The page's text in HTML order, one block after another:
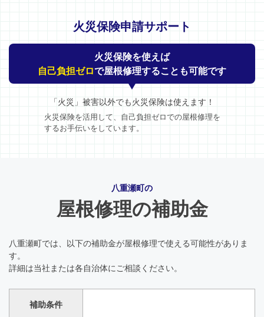
火災保険申請サポート
火災保険を使えば
自己負担ゼロで屋根修理することも可能です
「火災」被害以外でも火災保険は使えます！
火災保険を活用して、自己負担ゼロでの屋根修理を
するお手伝いをしています。
八重瀬町の
屋根修理の補助金
八重瀬町では、以下の補助金が屋根修理で使える可能性がありま
す。
詳細は当社または各自治体にご相談ください。
補助条件